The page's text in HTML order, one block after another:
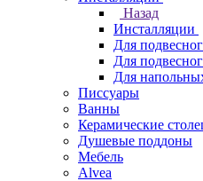
Назад
Инсталляции
Для
Для
Для
Писсуары
Ванны
Керамические
Душевые поддоны
Мебель
Alvea